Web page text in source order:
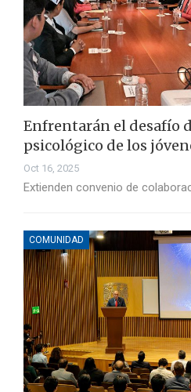
Enfrentarán el desafío
psicológico de los
Oct 16, 2025
Extienden convenio de
COMUNIDAD